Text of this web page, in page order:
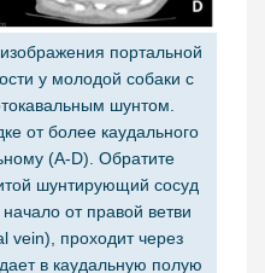
портальной
у молодой собаки с
шунтом.
от более каудального
(A-D). Обратите
шунтирующий сосуд
от правой ветви
vein), проходит через
в каудальную полую